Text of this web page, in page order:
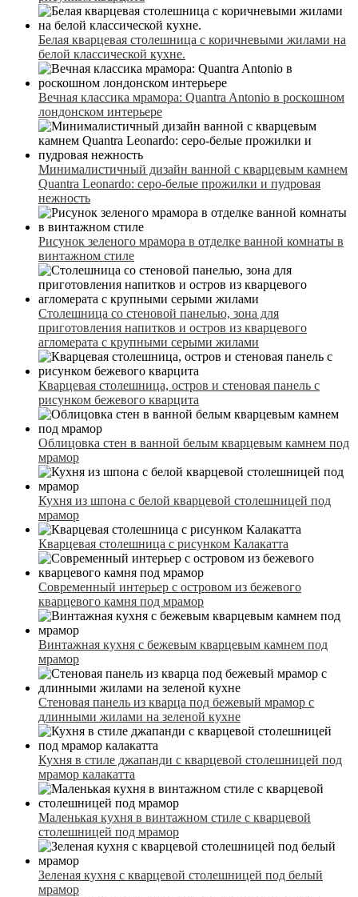
Белая кварцевая столешница с коричневыми жилами на
белой классической кухне.
Вечная классика мрамора: Quantra Antonio в роскошном
лондонском интерьере
Минималистичный дизайн ванной с кварцевым камнем
Quantra Leonardo: серо-белые прожилки и пудровая
нежность
Рисунок зеленого мрамора в отделке ванной комнаты в
винтажном стиле
Столешница со стеновой панелью, зона для
приготовления напитков и остров из кварцевого
агломерата с крупными серыми жилами
Кварцевая столешница, остров и стеновая панель с
рисунком бежевого кварцита
Облицовка стен в ванной белым кварцевым камнем под
мрамор
Кухня из шпона с белой кварцевой столешницей под
мрамор
Кварцевая столешница с рисунком Калакатта
Современный интерьер с островом из бежевого
кварцевого камня под мрамор
Винтажная кухня с бежевым кварцевым камнем под
мрамор
Стеновая панель из кварца под бежевый мрамор с
длинными жилами на зеленой кухне
Кухня в стиле джапанди с кварцевой столешницей под
мрамор калакатта
Маленькая кухня в винтажном стиле с кварцевой
столешницей под мрамор
Зеленая кухня с кварцевой столешницей под белый
мрамор